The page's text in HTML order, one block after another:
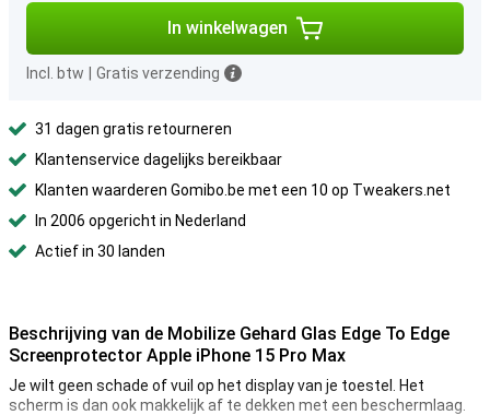
In winkelwagen
Incl. btw Gratis verzending
31 dagen gratis retourneren
Klantenservice dagelijks bereikbaar
Klanten waarderen Gomibo.be met een 10 op Tweakers.net
In 2006 opgericht in Nederland
Actief in 30 landen
Beschrijving van de Mobilize Gehard Glas Edge To Edge
Screenprotector Apple iPhone 15 Pro Max
Je wilt geen schade of vuil op het display van je toestel. Het
scherm is dan ook makkelijk af te dekken met een beschermlaag.